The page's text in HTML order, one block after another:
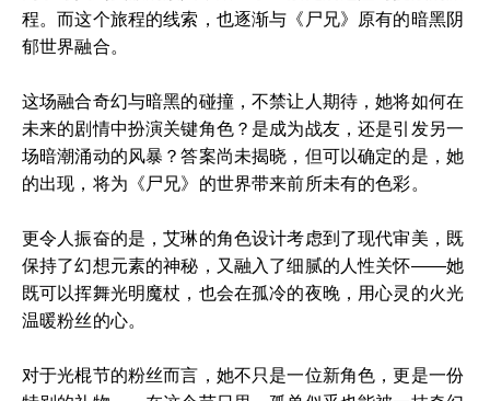
程。而这个旅程的线索，也逐渐与《尸兄》原有的暗黑阴
郁世界融合。
这场融合奇幻与暗黑的碰撞，不禁让人期待，她将如何在
未来的剧情中扮演关键角色？是成为战友，还是引发另一
场暗潮涌动的风暴？答案尚未揭晓，但可以确定的是，她
的出现，将为《尸兄》的世界带来前所未有的色彩。
更令人振奋的是，艾琳的角色设计考虑到了现代审美，既
保持了幻想元素的神秘，又融入了细腻的人性关怀——她
既可以挥舞光明魔杖，也会在孤冷的夜晚，用心灵的火光
温暖粉丝的心。
对于光棍节的粉丝而言，她不只是一位新角色，更是一份